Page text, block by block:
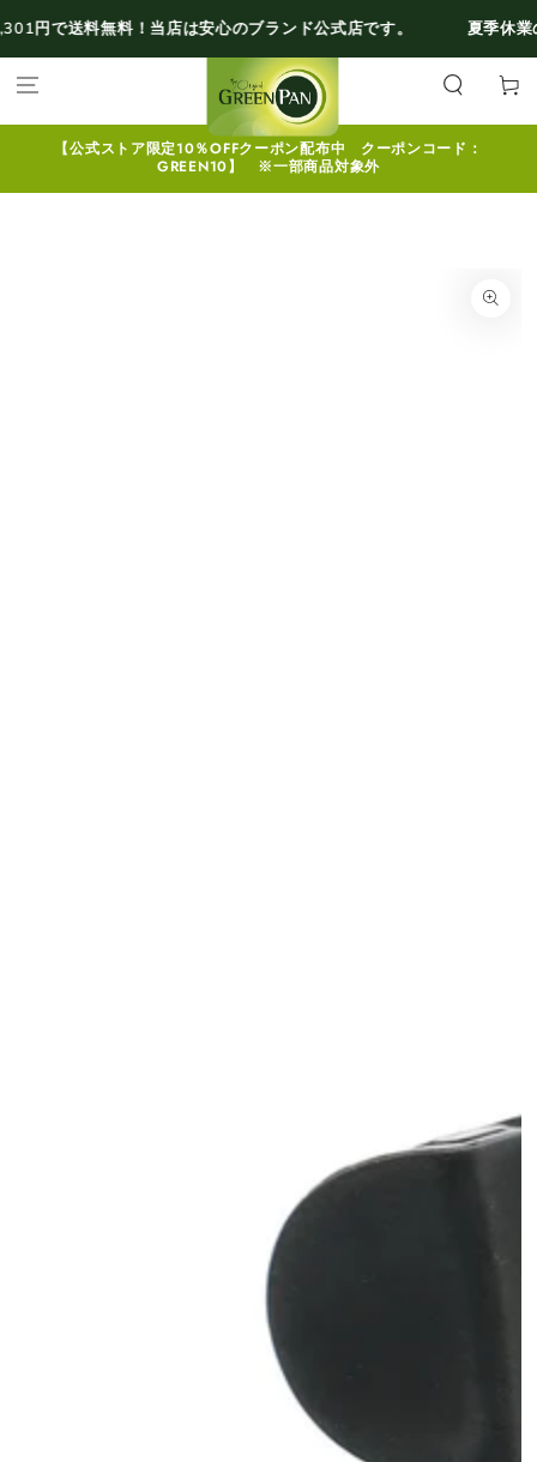
ップする
料無料！当店は安心のブランド公式店です。 夏季休業のお知
カ
ー
【公式ストア限定10％OFFクーポン配布中 クーポンコード：
GREEN10】 ※一部商品対象外